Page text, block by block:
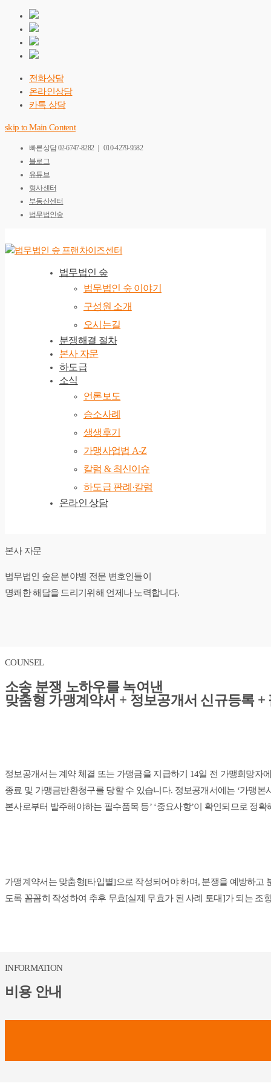
전화상담
온라인상담
카톡 상담
skip to Main Content
빠른상담02-6747-8282 ｜ 010-4279-9582
블로그
유튜브
형사센터
부동산센터
법무법인숲
법무법인 숲
법무법인 숲 이야기
구성원 소개
오시는길
분쟁해결 절차
본사 자문
하도급
소식
언론보도
승소사례
생생후기
가맹사업법 A-Z
칼럼 & 최신이슈
하도급 판례·칼럼
온라인 상담
본사 자문
법무법인 숲은 분야별 전문 변호인들이
명쾌한 해답을 드리기위해 언제나 노력합니다.
COUNSEL
소송 분쟁 노하우를 녹여낸
맞춤형 가맹계약서 + 정보공개서 신규등록
정보공개서는 계약 체결 또는 가맹금을 지급하기 14일 전 가맹희망
종료 및 가맹금반환청구를 당할 수 있습니다. 정보공개서에는 ‘가맹
본사로부터 발주해야하는 필수품목 등’ ‘중요사항’이 확인되므로 정
가맹계약서는 맞춤형[타입별]으로 작성되어야 하며, 분쟁을 예방하
도록 꼼꼼히 작성하여 추후 무효[실제 무효가 된 사례 토대]가 되는
INFORMATION
비용 안내